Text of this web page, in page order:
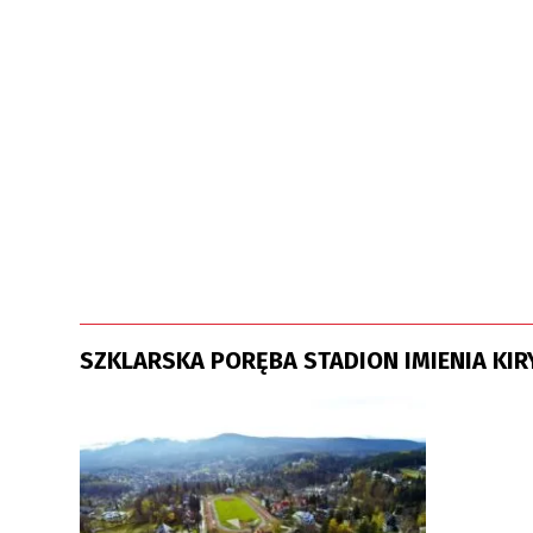
SZKLARSKA PORĘBA STADION IMIENIA